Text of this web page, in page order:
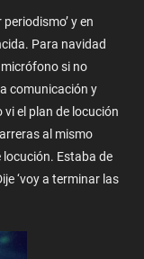
y en
Para navidad
si no
comunicación y
el plan de locución
al mismo
Estaba de
‘voy a terminar las